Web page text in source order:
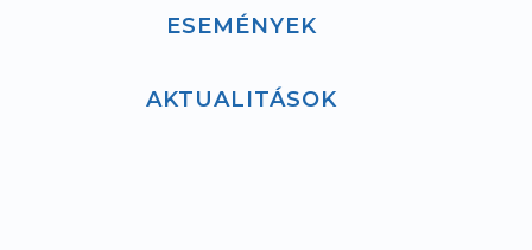
ESEMÉNYEK
AKTUALITÁSOK